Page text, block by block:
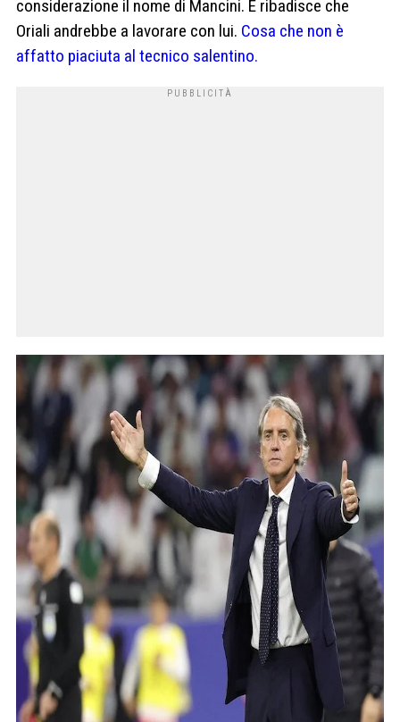
considerazione il nome di Mancini. E ribadisce che
Oriali andrebbe a lavorare con lui. Cosa che non è
affatto piaciuta al tecnico salentino.